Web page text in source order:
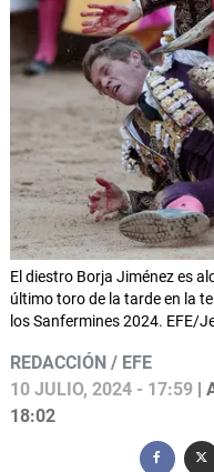
El diestro Borja Jiménez es
último toro de la tarde en la
los Sanfermines 2024. EFE/
REDACCIÓN / EFE
10 JULIO, 2024 - 17:59 |
18:02